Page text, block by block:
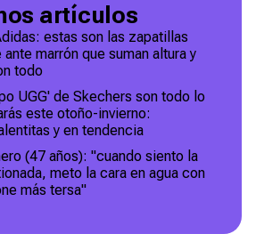
artículos
estas son las zapatillas
marrón que suman altura y
todo
UGG' de Skechers son todo lo
este otoño-invierno:
y en tendencia
(47 años): "cuando siento la
meto la cara en agua con
más tersa"